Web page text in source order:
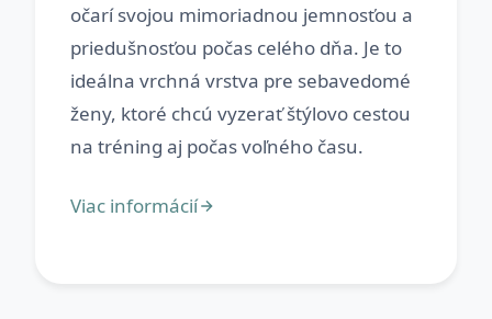
očarí svojou mimoriadnou jemnosťou a
priedušnosťou počas celého dňa. Je to
ideálna vrchná vrstva pre sebavedomé
ženy, ktoré chcú vyzerať štýlovo cestou